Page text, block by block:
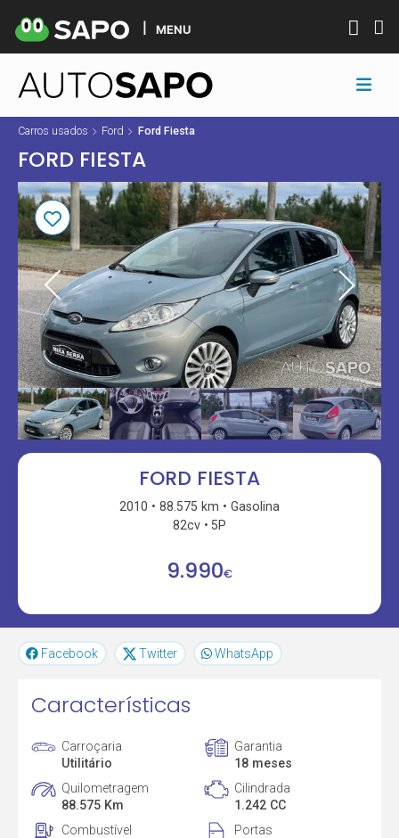
MENU
Carros usados Ford Ford Fiesta
FORD FIESTA
FORD FIESTA
2010 88.575 km
Gasolina
82cv
5P
9.990€
Facebook Twitter WhatsApp
Características
Carroçaria
Utilitário
Garantia
18 meses
Quilometragem
88.575 Km
Cilindrada
1.242 CC
Combustível
Portas